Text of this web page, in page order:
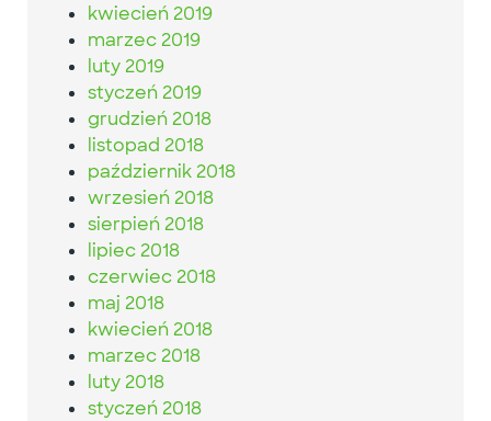
kwiecień 2019
marzec 2019
luty 2019
styczeń 2019
grudzień 2018
listopad 2018
październik 2018
wrzesień 2018
sierpień 2018
lipiec 2018
czerwiec 2018
maj 2018
kwiecień 2018
marzec 2018
luty 2018
styczeń 2018